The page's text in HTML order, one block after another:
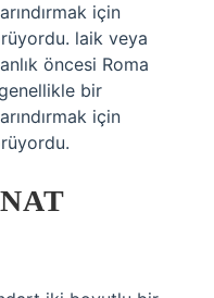
için
laik veya
öncesi Roma
bir
için